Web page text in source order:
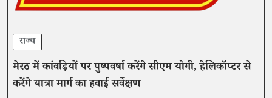
राज्य
मेरठ में कांवड़ियों पर पुष्पवर्षा करेंगे सीएम योगी, हेलिकॉप्टर से
करेंगे यात्रा मार्ग का हवाई सर्वेक्षण